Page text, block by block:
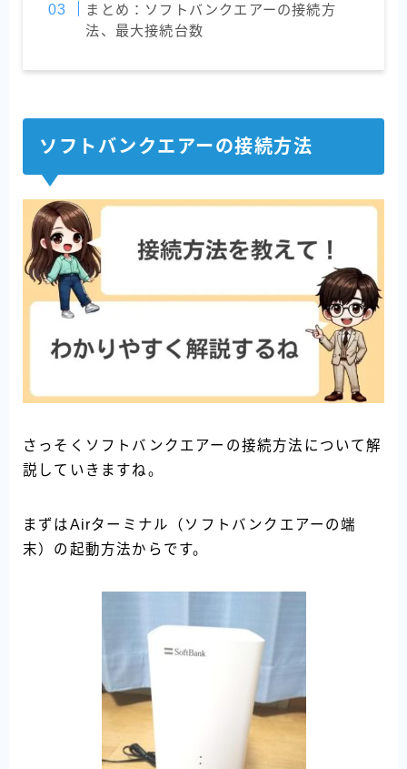
まとめ：ソフトバンクエアーの接続方
法、最大接続台数
ソフトバンクエアーの接続方法
さっそくソフトバンクエアーの接続方法について解
説していきますね。
まずはAirターミナル（ソフトバンクエアーの端
末）の起動方法からです。